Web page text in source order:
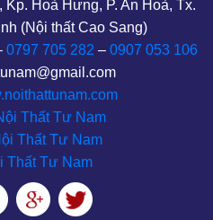
Kp. Hoà Hưng, P. An Hoà, Tx.
(Nội thất Cao Sang)
0797 705 282 – 0907 053 106
Thất Tư Nam
Thất Tư Nam
Thất Tư Nam